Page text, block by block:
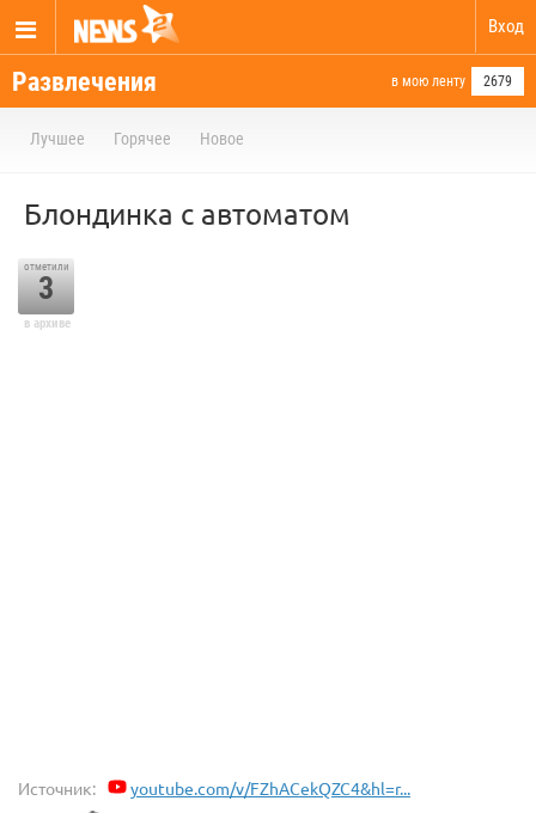
Вход
Развлечения в мою ленту 2679
Лучшее Горячее Новое
Блондинка с автоматом
отметили
3
в архиве
Источник: youtube.com/v/FZhACekQZC4&hl=r...